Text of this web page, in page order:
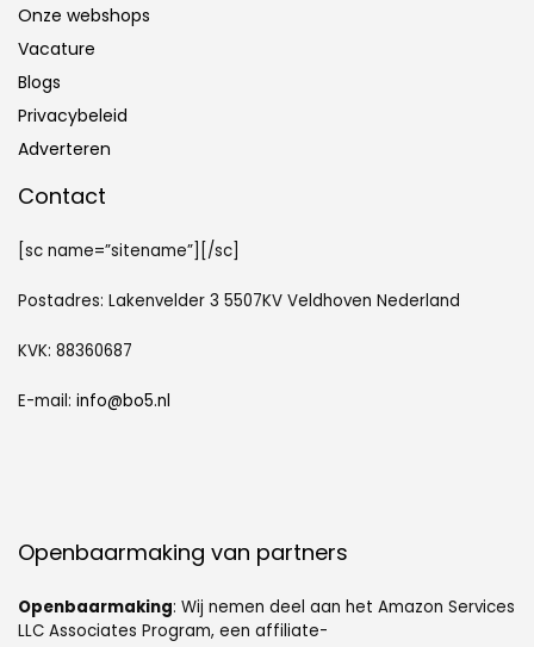
Onze webshops
Vacature
Blogs
Privacybeleid
Adverteren
Contact
[sc name=”sitename”][/sc]
Postadres: Lakenvelder 3 5507KV Veldhoven Nederland
KVK: 88360687
E-mail: info@bo5.nl
Openbaarmaking van partners
Openbaarmaking: Wij nemen deel aan het Amazon Services
LLC Associates Program, een affiliate-